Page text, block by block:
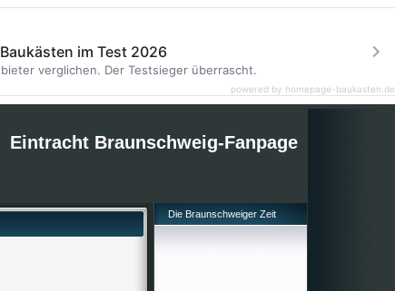
Eintracht Braunschweig-Fanpage
Die Braunschweiger Zeit
im Test 2026
verglichen. Der Testsieger überrascht.
powered by homepage-baukasten.de